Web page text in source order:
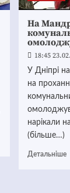
На
18:45
У Дніпрі
на
нарікали
(більше…)
Детальніше